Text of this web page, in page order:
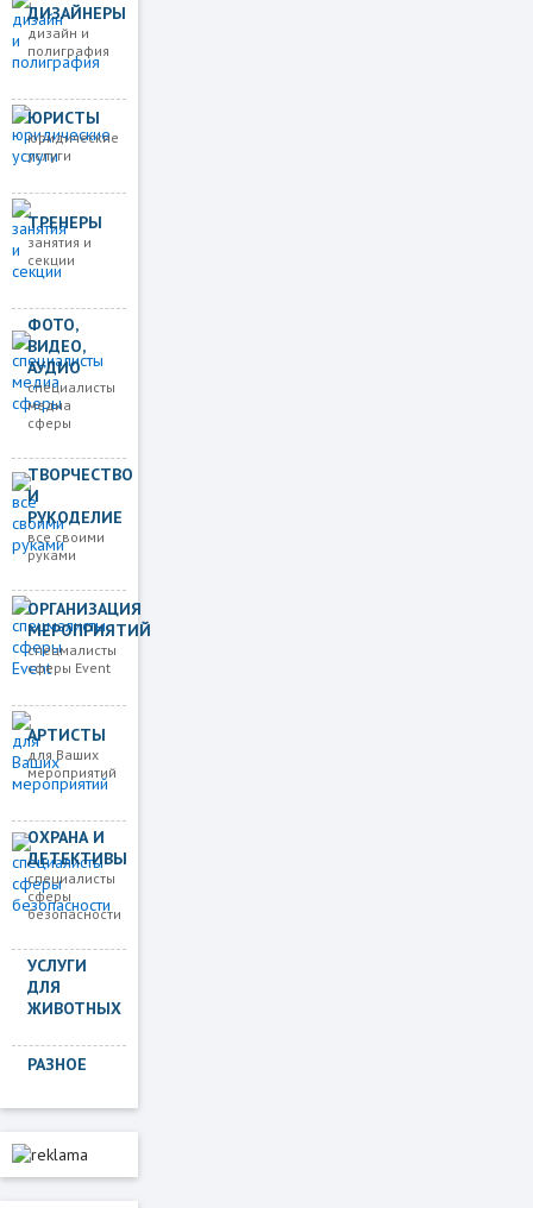
ДИЗАЙНЕРЫ
дизайн и
полиграфия
ЮРИСТЫ
юридические
услуги
ТРЕНЕРЫ
занятия и
секции
ФОТО,
ВИДЕО,
АУДИО
специалисты
медиа
сферы
ТВОРЧЕСТВО
И
РУКОДЕЛИЕ
все своими
руками
ОРГАНИЗАЦИЯ
МЕРОПРИЯТИЙ
спецмалисты
сферы Event
АРТИСТЫ
для Ваших
мероприятий
ОХРАНА И
ДЕТЕКТИВЫ
специалисты
сферы
безопасности
УСЛУГИ
ДЛЯ
ЖИВОТНЫХ
РАЗНОЕ